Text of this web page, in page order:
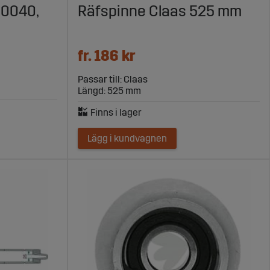
konkurrenskraftiga priser, så att du kan minimera
tillgång till ett brett sortiment av högkvalitativa
Räfspinne Claas 525 mm
fr. 186 kr
Passar till: Claas
Längd: 525 mm
Lägg i kundvagnen